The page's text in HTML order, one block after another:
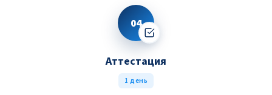
04
Аттестация
1 день